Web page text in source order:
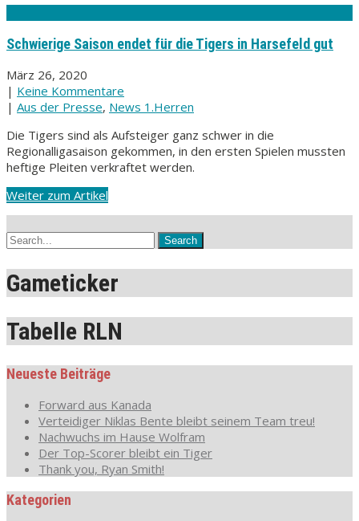
Schwierige Saison endet für die Tigers in Harsefeld gut
März 26, 2020
| Keine Kommentare
| Aus der Presse, News 1.Herren
Die Tigers sind als Aufsteiger ganz schwer in die
Regionalligasaison gekommen, in den ersten Spielen mussten
heftige Pleiten verkraftet werden.
Weiter zum Artikel
Gameticker
Tabelle RLN
Neueste Beiträge
Forward aus Kanada
Verteidiger Niklas Bente bleibt seinem Team treu!
Nachwuchs im Hause Wolfram
Der Top-Scorer bleibt ein Tiger
Thank you, Ryan Smith!
Kategorien